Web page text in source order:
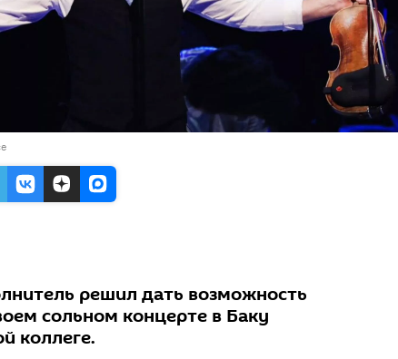
решил дать возможность
сольном концерте в Баку
коллеге.